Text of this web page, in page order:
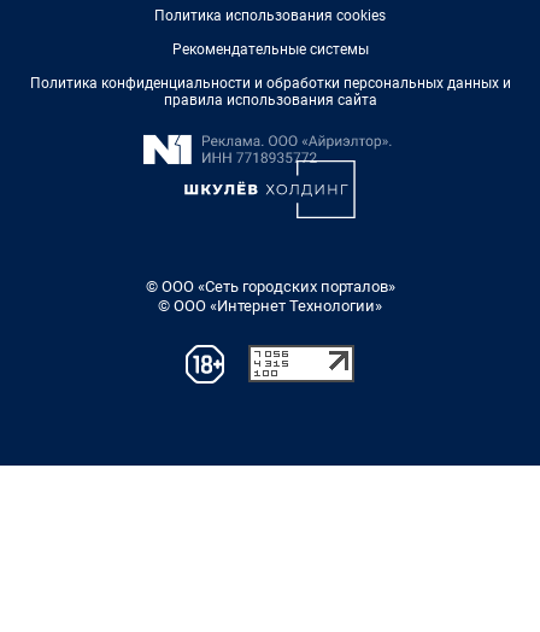
Политика использования cookies
Рекомендательные системы
Политика конфиденциальности и обработки персональных данных и
правила использования сайта
© ООО «Сеть городских порталов»
© ООО «Интернет Технологии»